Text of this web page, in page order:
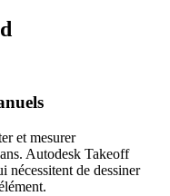
et mesurer
Autodesk Takeoff
nécessitent de dessiner